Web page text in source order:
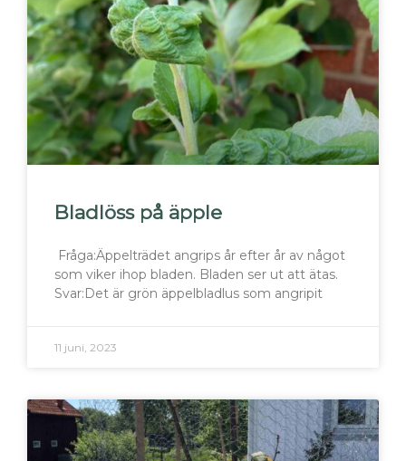
Bladlöss på äpple
Fråga:Äppelträdet angrips år efter år av något
som viker ihop bladen. Bladen ser ut att ätas.
Svar:Det är grön äppelbladlus som angripit
11 juni, 2023